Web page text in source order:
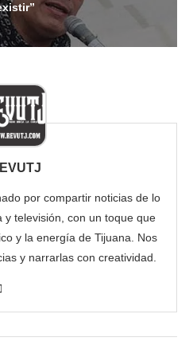
por compartir noticias de lo
y televisión, con un toque que
y la energía de Tijuana. Nos
y narrarlas con creatividad.